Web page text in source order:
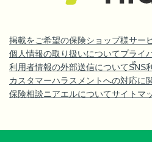
掲載をご希望の保険ショップ様サー
個人情報の取り扱いについてプライ
利用者情報の外部送信についてSNS
カスタマーハラスメントへの対応に
保険相談ニアエルについてサイトマ